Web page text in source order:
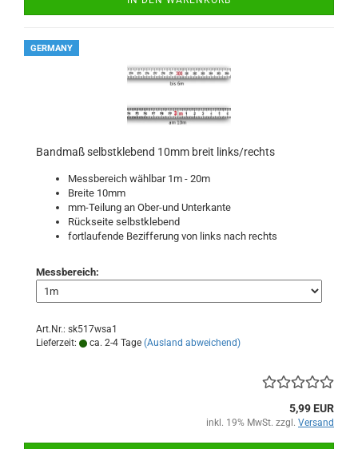
GERMANY
Bandmaß selbstklebend 10mm breit links/rechts
Messbereich wählbar 1m - 20m
Breite 10mm
mm-Teilung an Ober-und Unterkante
Rückseite selbstklebend
fortlaufende Bezifferung von links nach rechts
Messbereich:
Art.Nr.: sk517wsa1
Lieferzeit:
ca. 2-4 Tage (Ausland abweichend)
5,99 EUR
inkl. 19% MwSt. zzgl. Versand